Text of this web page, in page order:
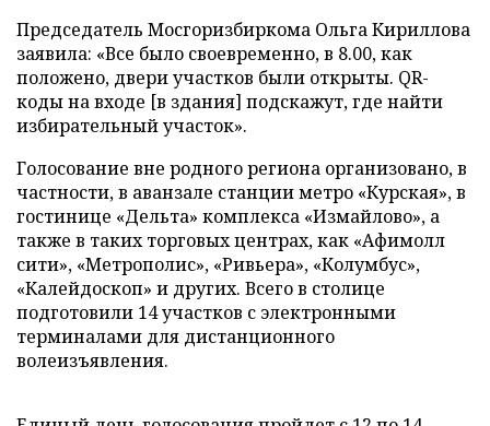
Председатель Мосгоризбиркома Ольга Кириллова
заявила: «Все было своевременно, в 8.00, как
положено, двери участков были открыты. QR-
коды на входе [в здания] подскажут, где найти
избирательный участок».
Голосование вне родного региона организовано, в
частности, в аванзале станции метро «Курская», в
гостинице «Дельта» комплекса «Измайлово», а
также в таких торговых центрах, как «Афимолл
сити», «Метрополис», «Ривьера», «Колумбус»,
«Калейдоскоп» и других. Всего в столице
подготовили 14 участков с электронными
терминалами для дистанционного
волеизъявления.